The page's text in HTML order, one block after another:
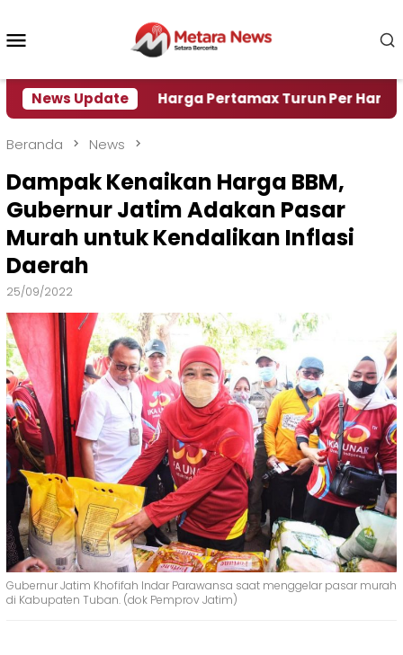
konten
News Update
Air Harga Pertamax Turun Per Hari Ini, Segini
Beranda News
Dampak Kenaikan Harga BBM,
Gubernur Jatim Adakan Pasar
Murah untuk Kendalikan Inflasi
Daerah
25/09/2022
Gubernur Jatim Khofifah Indar Parawansa saat menggelar pasar murah
di Kabupaten Tuban. (dok Pemprov Jatim)